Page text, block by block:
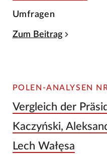
Umfragen
Zum Beitrag
POLEN-ANALYSEN
Vergleich der
Kaczyński,
Lech Wałęsa